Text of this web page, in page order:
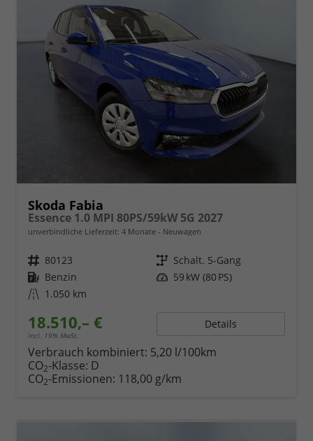
Skoda Fabia
Essence 1.0 MPI 80PS/59kW 5G 2027
unverbindliche Lieferzeit: 4 Monate Neuwagen
Fahrzeugnr. 80123 Getriebe Schalt. 5-Gang
Kraftstoff Benzin Leistung 59 kW (80 PS)
Kilometerstand 1.050 km
18.510,– €
incl. 19% MwSt.
Details
Verbrauch kombiniert: 5,20 l/100km
CO2-Klasse: D
CO2-Emissionen: 118,00 g/km